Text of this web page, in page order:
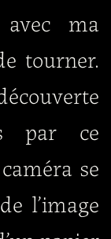
ma
tourner.
par ce
se
l’image